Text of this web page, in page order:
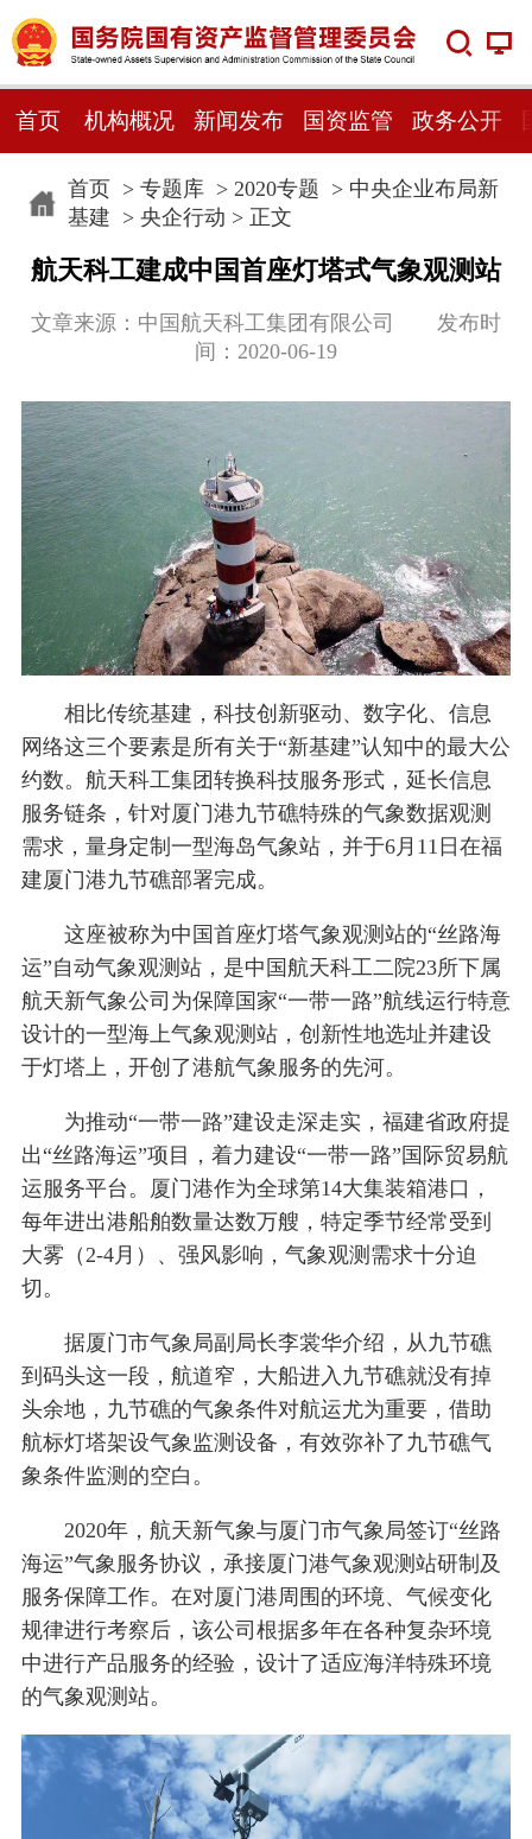
首页 机构概况 新闻发布 国资监管 政务公开
首页> 专题库> 2020专题 > 中央企业布局新
基建 > 央企行动 > 正文
航天科工​建成中国首座灯塔式气象观测站
文章来源：中国航天科工集团有限公司 发布时
间：2020-06-19
相比传统基建，科技创新驱动、数字化、信息
网络这三个要素是所有关于“新基建”认知中的最大公
约数。航天科工集团转换科技服务形式，延长信息
服务链条，针对厦门港九节礁特殊的气象数据观测
需求，量身定制一型海岛气象站，并于6月11日在福
建厦门港九节礁部署完成。
这座被称为中国首座灯塔气象观测站的“丝路海
运”自动气象观测站，是中国航天科工二院23所下属
航天新气象公司为保障国家“一带一路”航线运行特意
设计的一型海上气象观测站，创新性地选址并建设
于灯塔上，开创了港航气象服务的先河。
为推动“一带一路”建设走深走实，福建省政府提
出“丝路海运”项目，着力建设“一带一路”国际贸易航
运服务平台。厦门港作为全球第14大集装箱港口，
每年进出港船舶数量达数万艘，特定季节经常受到
大雾（2-4月）、强风影响，气象观测需求十分迫
切。
据厦门市气象局副局长李裳华介绍，从九节礁
到码头这一段，航道窄，大船进入九节礁就没有掉
头余地，九节礁的气象条件对航运尤为重要，借助
航标灯塔架设气象监测设备，有效弥补了九节礁气
象条件监测的空白。
2020年，航天新气象与厦门市气象局签订“丝路
海运”气象服务协议，承接厦门港气象观测站研制及
服务保障工作。在对厦门港周围的环境、气候变化
规律进行考察后，该公司根据多年在各种复杂环境
中进行产品服务的经验，设计了适应海洋特殊环境
的气象观测站。